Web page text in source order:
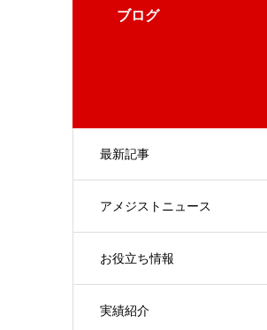
ブログ
最新記事
アメジストニュース
お役立ち情報
実績紹介